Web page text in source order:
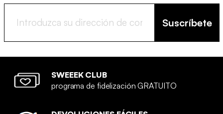
Suscríbete
SWEEEK CLUB
programa de fidelización GRATUITO